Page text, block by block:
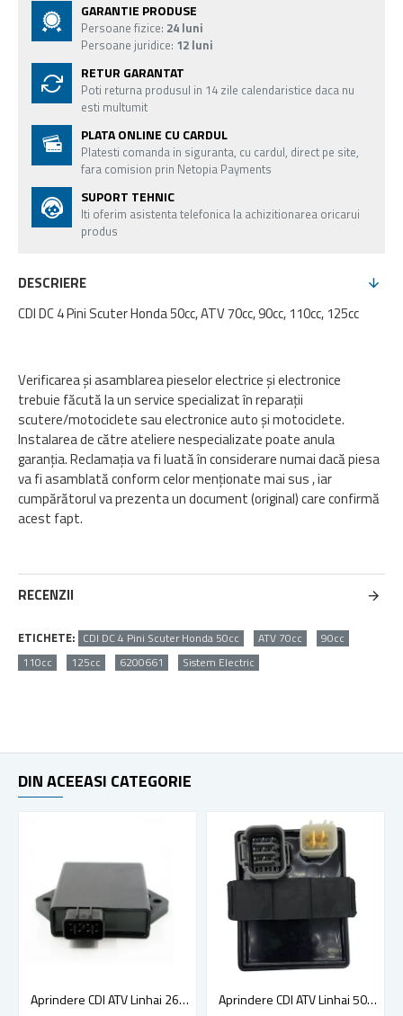
GARANTIE PRODUSE
Persoane fizice: 24 luni
Persoane juridice: 12 luni
RETUR GARANTAT
Poti returna produsul in 14 zile calendaristice daca nu
esti multumit
PLATA ONLINE CU CARDUL
Platesti comanda in siguranta, cu cardul, direct pe site,
fara comision prin Netopia Payments
SUPORT TEHNIC
Iti oferim asistenta telefonica la achizitionarea oricarui
produs
DESCRIERE
CDI DC 4 Pini Scuter Honda 50cc, ATV 70cc, 90cc, 110cc, 125cc
Verificarea și asamblarea pieselor electrice și electronice
trebuie făcută la un service specializat în reparații
scutere/motociclete sau electronice auto și motociclete.
Instalarea de către ateliere nespecializate poate anula
garanția. Reclamația va fi luată în considerare numai dacă piesa
va fi asamblată conform celor menționate mai sus , iar
cumpărătorul va prezenta un document (original) care confirmă
acest fapt.
RECENZII
ETICHETE: CDI DC 4 Pini Scuter Honda 50cc ATV 70cc
90cc
110cc
125cc 6200661 Sistem Electric
DIN ACEEASI CATEGORIE
Aprindere CDI ATV Linhai 260cc-300cc Aprindere CDI ATV Linhai 500, CF Moto 500cc (0180-153000)